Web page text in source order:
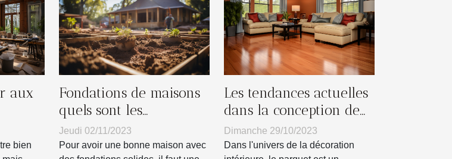
aux
la
bien
Fondations de maisons
quels sont les
matériaux
indispensables ?
Jeudi 02/11/2023
Pour avoir une bonne maison avec
Les tendances actuelles
dans la conception de
parquets pour la
maison
Dimanche 29/10/2023
Dans l'univers de la décoration